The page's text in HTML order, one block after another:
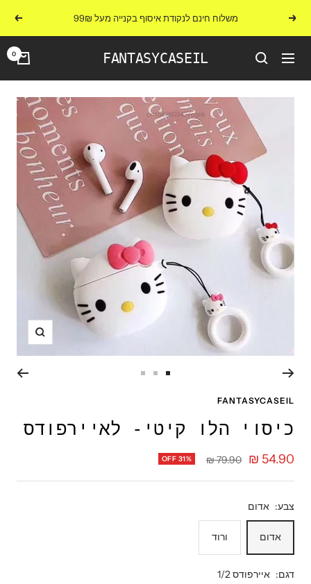
לתוכןהקודם משלוח חינם לנקודת איסוף בקנייה מעל 99₪ הבא
ניווט FANTASYCASEIL
0
תקריב
FANTASYCASEIL
כיסוי הלו קיטי- לאיירפודס
מחיר
מבצע
54.90 ₪
מחיר
79.90 ₪
OFF 31%
צבע: אדום
אדום ורוד
דגם: איירפודס 1/2